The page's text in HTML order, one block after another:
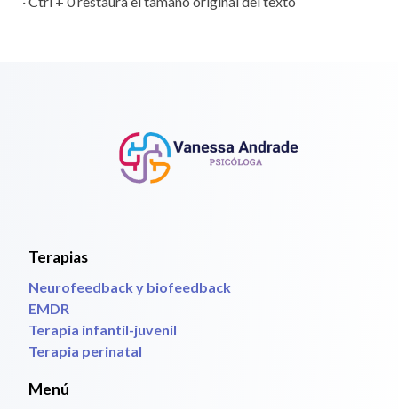
Terapias
Neurofeedback y biofeedback
EMDR
Terapia infantil-juvenil
Terapia perinatal
Menú